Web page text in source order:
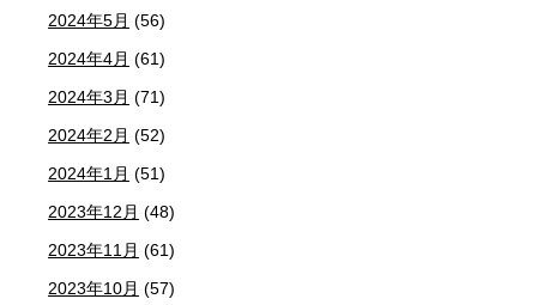
2024年5月 (56)
2024年4月 (61)
2024年3月 (71)
2024年2月 (52)
2024年1月 (51)
2023年12月 (48)
2023年11月 (61)
2023年10月 (57)